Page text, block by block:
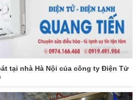
tại nhà Hà Nội của công ty Điện Tử